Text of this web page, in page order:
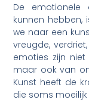
De emotionele
kunnen hebben,
we naar een
vreugde,
emoties zijn
maar ook van
Kunst heeft de
die soms